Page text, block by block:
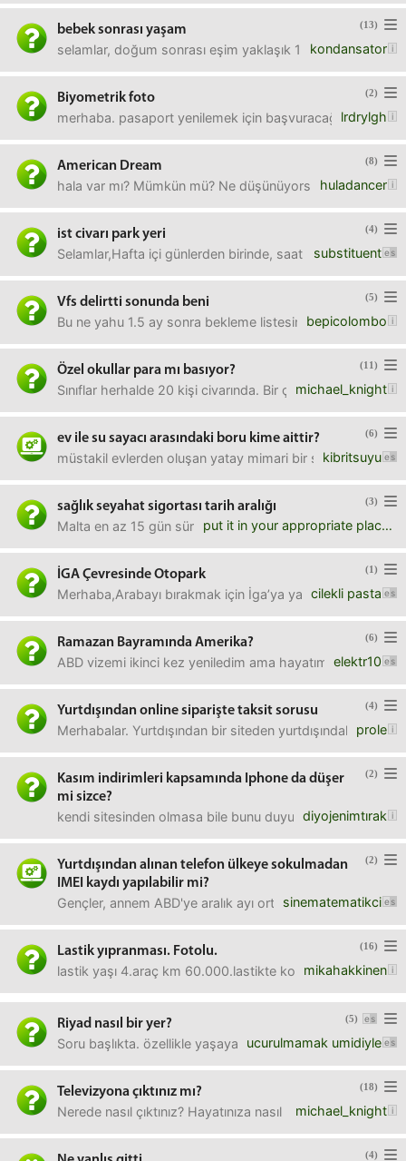
(13)
bebek sonrası yaşam
kondansator
selamlar, doğum sonrası eşim yaklaşık 1 senedir izinli,
(2)
Biyometrik foto
lrdrylgh
merhaba. pasaport yenilemek için başvuracağım.
(8)
American Dream
huladancer
hala var mı? Mümkün mü? Ne düşünüyorsunuz?Amerika'ya
(4)
ist civarı park yeri
substituent
Selamlar,Hafta içi günlerden birinde, saat 7.50’de
(5)
Vfs delirtti sonunda beni
bepicolombo
Bu ne yahu 1.5 ay sonra bekleme listesinden
(11)
Özel okullar para mı basıyor?
michael_knight
Sınıflar herhalde 20 kişi civarında. Bir çalışanın
(6)
ev ile su sayacı arasındaki boru kime aittir?
kibritsuyu
müstakil evlerden oluşan yatay mimari bir site. kapının
(3)
sağlık seyahat sigortası tarih aralığı
put it in your appropriate place
Malta en az 15 gün süreli istiyor sağlık seyahat sigortası
(1)
İGA Çevresinde Otopark
cilekli pasta
Merhaba,Arabayı bırakmak için İga’ya yakın ve servis
(6)
Ramazan Bayramında Amerika?
elektr10
ABD vizemi ikinci kez yeniledim ama hayatımda hiç
(4)
Yurtdışından online siparişte taksit sorusu
prole
Merhabalar. Yurtdışından bir siteden yurtdışındaki bir
(2)
Kasım indirimleri kapsamında Iphone da düşer
mi sizce?
diyojenimtırak
kendi sitesinden olmasa bile bunu duyuran ya da
(2)
Yurtdışından alınan telefon ülkeye sokulmadan
IMEI kaydı yapılabilir mi?
sinematematikci
Gençler, annem ABD'ye aralık ayı ortasında gidecek,
(16)
Lastik yıpranması. Fotolu.
mikahakkinen
lastik yaşı 4.araç km 60.000.lastikte kopuk yerler var.
(5)
Riyad nasıl bir yer?
ucurulmamak umidiyle
Soru başlıkta. özellikle yaşayan varsa çok kıymetli
(18)
Televizyona çıktınız mı?
michael_knight
Nerede nasıl çıktınız? Hayatınıza nasıl bir etkisi oldu?
(4)